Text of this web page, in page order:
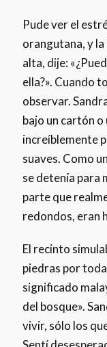
Pude ver el
orangutana, y
alta, dije:
ella?». Cuando
observar.
bajo un cartón o
increíblemente
suaves. Como
se detenía para
parte que
redondos, eran
El recinto
piedras por
significado
del bosque».
vivir, sólo los